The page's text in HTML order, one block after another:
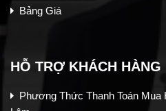
Bảng Giá
HỖ TRỢ KHÁCH HÀNG
Phương Thức Thanh Toán Mua